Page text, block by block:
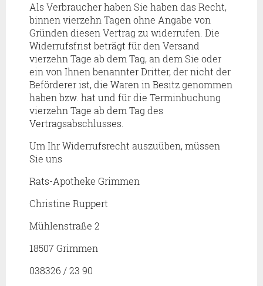
Als Verbraucher haben Sie haben das Recht,
binnen vierzehn Tagen ohne Angabe von
Gründen diesen Vertrag zu widerrufen. Die
Widerrufsfrist beträgt für den Versand
vierzehn Tage ab dem Tag, an dem Sie oder
ein von Ihnen benannter Dritter, der nicht der
Beförderer ist, die Waren in Besitz genommen
haben bzw. hat und für die Terminbuchung
vierzehn Tage ab dem Tag des
Vertragsabschlusses.
Um Ihr Widerrufsrecht auszuüben, müssen
Sie uns
Rats-Apotheke Grimmen
Christine Ruppert
Mühlenstraße 2
18507 Grimmen
038326 / 23 90